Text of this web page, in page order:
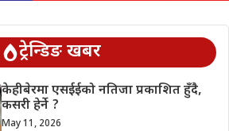
ट्रेन्डिङ खबर
केहीबेरमा एसईईको नतिजा प्रकाशित हुँदै,
कसरी हेर्ने ?
May 11, 2026